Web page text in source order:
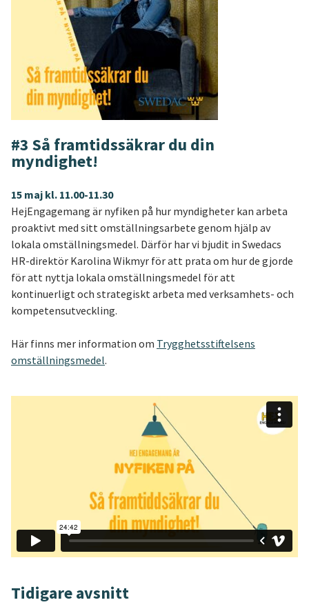
#3 Så framtidssäkrar du din
myndighet!
15 maj kl. 11.00-11.30
HejEngagemang är nyfiken på hur myndigheter kan arbeta
proaktivt med sitt omställningsarbete genom hjälp av
lokala omställningsmedel. Därför har vi bjudit in Swedacs
HR-direktör Karolina Wikmyr för att prata om hur de gjorde
för att nyttja lokala omställningsmedel för att
kontinuerligt och strategiskt arbeta med verksamhets- och
kompetensutveckling.
Här finns mer information om Trygghetsstiftelsens
omställningsmedel.
Tidigare avsnitt